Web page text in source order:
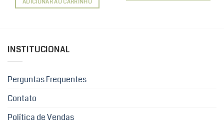
ADICIONAR AO CARRINHO
INSTITUCIONAL
Perguntas Frequentes
Contato
Política de Vendas